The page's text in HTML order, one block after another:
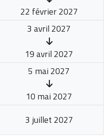
22 février 2027
3 avril 2027
19 avril 2027
5 mai 2027
10 mai 2027
3 juillet 2027